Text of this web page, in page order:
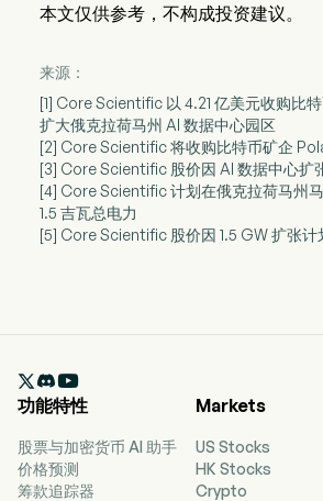
本文仅供参考，不构成投资建议。
来源：
[1] Core Scientific 以 4.21 亿美元收购比
扩大俄克拉荷马州 AI 数据中心园区
[2] Core Scientific 将收购比特币矿企
[3] Core Scientific 股价因 AI 数据中心扩
[4] Core Scientific 计划在俄克拉荷马州
1.5 吉瓦总电力
[5] Core Scientific 股价因 1.5 GW 扩张计

功能特性
股票与加密货币 AI 助手
价格预测
筹款追踪器
Markets
US Stocks
HK Stocks
Crypto